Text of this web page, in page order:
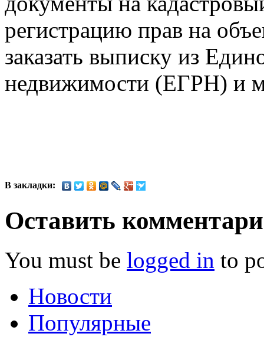
регистрацию прав на
заказать выписку из
недвижимости (ЕГРН) и
В закладки:
Оставить
You must be logged in to
Новости
Популярные